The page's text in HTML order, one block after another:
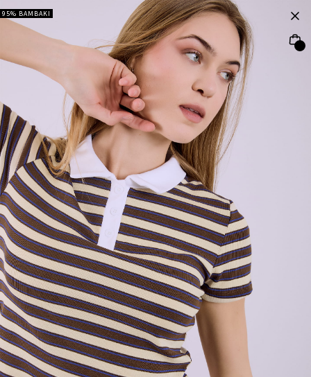
95% ΒΑΜΒΑΚΙ